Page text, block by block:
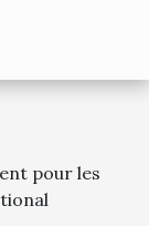
pour les